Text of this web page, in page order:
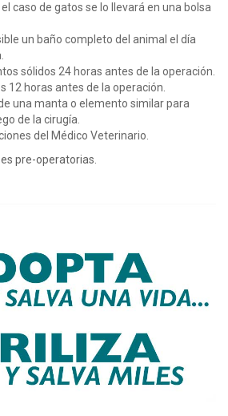
caso de gatos se lo llevará en una bolsa
un baño completo del animal el día
sólidos 24 horas antes de la operación.
12 horas antes de la operación.
una manta o elemento similar para
de la cirugía.
del Médico Veterinario.
pre-operatorias.